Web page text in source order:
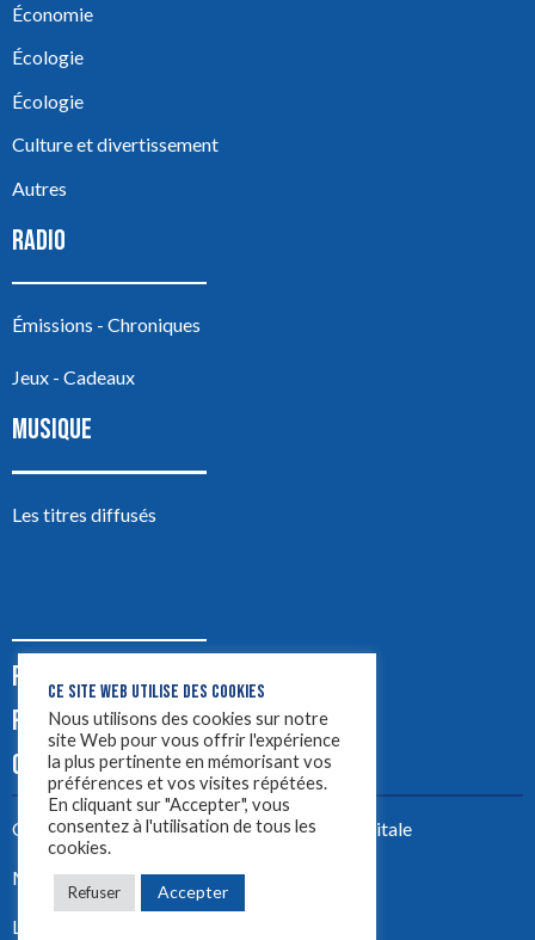
Économie
Écologie
Écologie
Culture et divertissement
Autres
RADIO
Émissions - Chroniques
Jeux - Cadeaux
MUSIQUE
Les titres diffusés
PODCASTS
PUB
CONTACT
Créez votre site avecYellowtie – Agence Digitale
Mentions légales
LYON 1ère 2023 ©
CE SITE WEB UTILISE DES COOKIES
Nous utilisons des cookies sur notre
site Web pour vous offrir l'expérience
la plus pertinente en mémorisant vos
préférences et vos visites répétées.
En cliquant sur "Accepter", vous
consentez à l'utilisation de tous les
cookies.
Refuser Accepter